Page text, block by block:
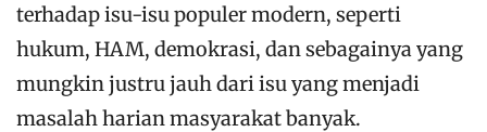
terhadap isu-isu populer modern, seperti
hukum, HAM, demokrasi, dan sebagainya yang
mungkin justru jauh dari isu yang menjadi
masalah harian masyarakat banyak.